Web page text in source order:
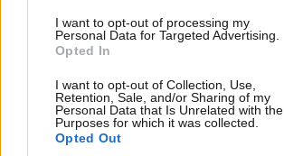
I want to opt-out of processing my
Personal Data for Targeted Advertising.
Opted In
I want to opt-out of Collection, Use,
Retention, Sale, and/or Sharing of my
Personal Data that Is Unrelated with the
Purposes for which it was collected.
Opted Out